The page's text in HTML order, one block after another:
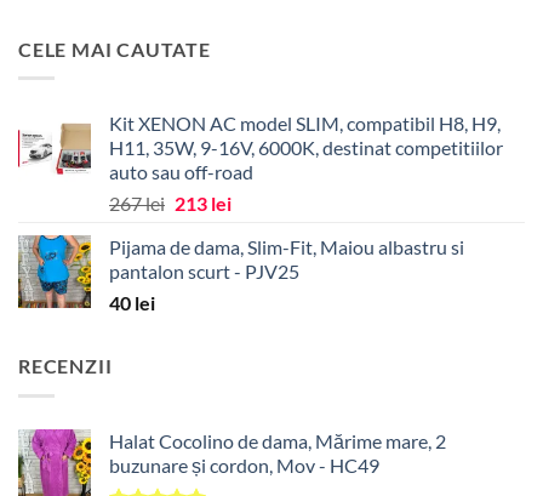
fost:
CELE MAI CAUTATE
Kit XENON AC model SLIM, compatibil H8, H9,
H11, 35W, 9-16V, 6000K, destinat competitiilor
auto sau off-road
267lei Prețul
a
fost:
213 leiPrețul
este:
213 lei.
Pijama de dama, Slim-Fit, Maiou albastru si
pantalon scurt - PJV25
40 lei
RECENZII
Halat Cocolino de dama, Mărime mare, 2
buzunare și cordon, Mov - HC49